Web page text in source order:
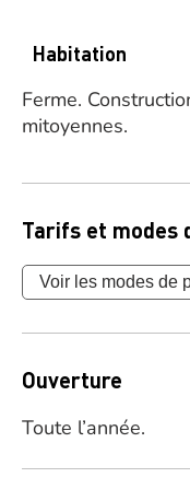
Habitation
Ferme.
mitoyennes.
Tarifs et modes
Voir les modes de
Ouverture
Toute l’année.